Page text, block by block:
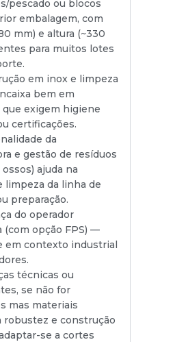
pescado ou blocos
embalagem, com
mm) e altura (~330
para muitos lotes
em inox e limpeza
bem em
exigem higiene
certificações.
da
e gestão de resíduos
ajuda na
limpeza da linha de
preparação.
do operador
(com opção FPS) —
em contexto industrial
técnicas ou
se não for
mas materiais
robustez e construção
se a cortes